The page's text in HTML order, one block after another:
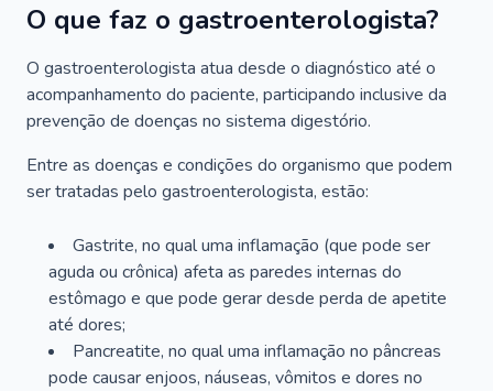
O que faz o gastroenterologista?
O gastroenterologista atua desde o diagnóstico até o
acompanhamento do paciente, participando inclusive da
prevenção de doenças no sistema digestório.
Entre as doenças e condições do organismo que podem
ser tratadas pelo gastroenterologista, estão:
Gastrite, no qual uma inflamação (que pode ser
aguda ou crônica) afeta as paredes internas do
estômago e que pode gerar desde perda de apetite
até dores;
Pancreatite, no qual uma inflamação no pâncreas
pode causar enjoos, náuseas, vômitos e dores no